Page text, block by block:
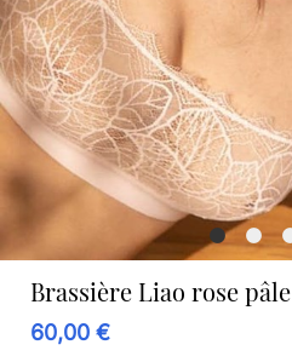
Brassière Liao rose pâle
60,00 €